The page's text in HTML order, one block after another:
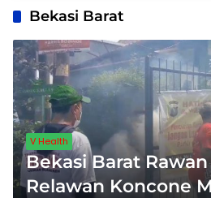
Bekasi Barat
V Health
Bekasi Barat
Relawan Koncone